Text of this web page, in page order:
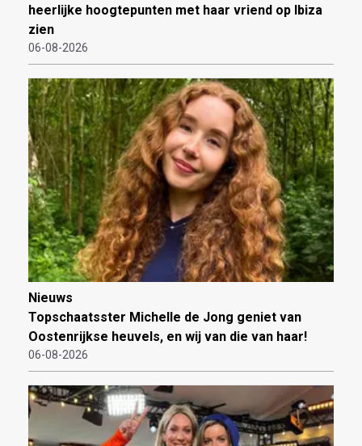
heerlijke hoogtepunten met haar vriend op Ibiza
zien
06-08-2026
Nieuws
Topschaatsster Michelle de Jong geniet van
Oostenrijkse heuvels, en wij van die van haar!
06-08-2026